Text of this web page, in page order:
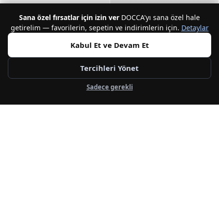
Web'e Özel Fiyat
TOMMY HILFIGER
Tommy Hilfiger The Greenwich
EM0EM016150LC
2.999,50 TL
Elba Erkek Deri Sneaker
Sana özel fırsatlar için izin ver DOCCA'yı sana özel hale
getirelim — favorilerin, sepetin ve indirimlerin için. Detaylar
Kabul Et ve Devam Et
Tercihleri Yönet
Sadece gerekli